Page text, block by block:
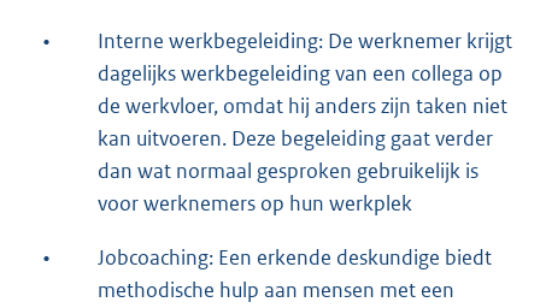
•
Interne werkbegeleiding: De werknemer krijgt
dagelijks werkbegeleiding van een collega op
de werkvloer, omdat hij anders zijn taken niet
kan uitvoeren. Deze begeleiding gaat verder
dan wat normaal gesproken gebruikelijk is
voor werknemers op hun werkplek
•
Jobcoaching: Een erkende deskundige biedt
methodische hulp aan mensen met een